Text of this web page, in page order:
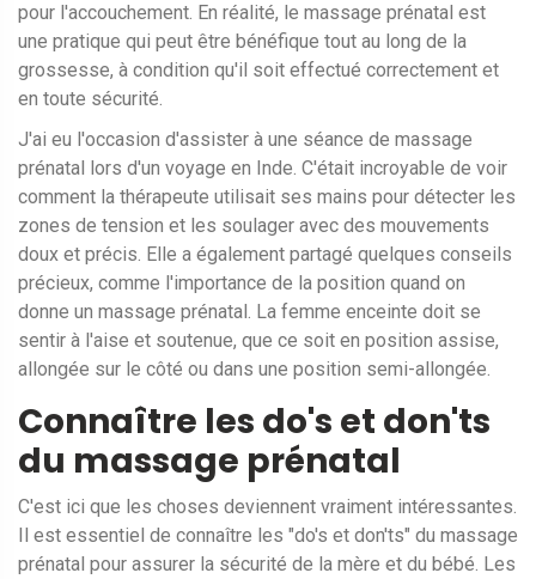
pour l'accouchement. En réalité, le massage prénatal est
une pratique qui peut être bénéfique tout au long de la
grossesse, à condition qu'il soit effectué correctement et
en toute sécurité.
J'ai eu l'occasion d'assister à une séance de massage
prénatal lors d'un voyage en Inde. C'était incroyable de voir
comment la thérapeute utilisait ses mains pour détecter les
zones de tension et les soulager avec des mouvements
doux et précis. Elle a également partagé quelques conseils
précieux, comme l'importance de la position quand on
donne un massage prénatal. La femme enceinte doit se
sentir à l'aise et soutenue, que ce soit en position assise,
allongée sur le côté ou dans une position semi-allongée.
Connaître les do's et don'ts
du massage prénatal
C'est ici que les choses deviennent vraiment intéressantes.
Il est essentiel de connaître les "do's et don'ts" du massage
prénatal pour assurer la sécurité de la mère et du bébé. Les